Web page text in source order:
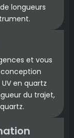
longueurs
et vous
en quartz
du trajet,